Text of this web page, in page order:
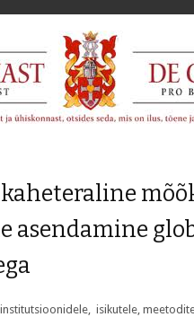
asendamine
isikutele,